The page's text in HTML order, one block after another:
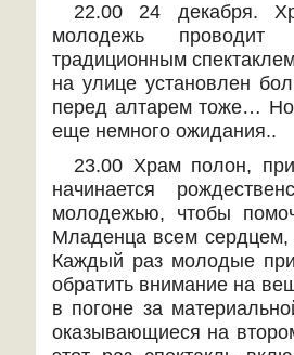
22.00 24 декабря.
молодежь проводит
традиционным
на улице установлен
перед алтарем тоже…
еще немного ожидания..
23.00 Храм полон,
начинается
молодежью, чтобы
Младенца всем
Каждый раз молодые
обратить внимание на
в погоне за
оказывающиеся на